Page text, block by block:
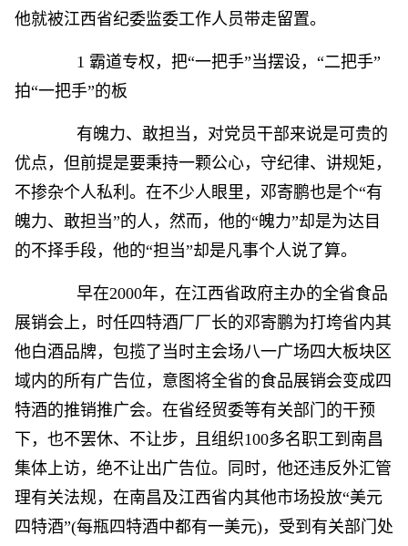
他就被江西省纪委监委工作人员带走留置。
1 霸道专权，把“一把手”当摆设，“二把手”
拍“一把手”的板
有魄力、敢担当，对党员干部来说是可贵的
优点，但前提是要秉持一颗公心，守纪律、讲规矩，
不掺杂个人私利。在不少人眼里，邓寄鹏也是个“有
魄力、敢担当”的人，然而，他的“魄力”却是为达目
的不择手段，他的“担当”却是凡事个人说了算。
早在2000年，在江西省政府主办的全省食品
展销会上，时任四特酒厂厂长的邓寄鹏为打垮省内其
他白酒品牌，包揽了当时主会场八一广场四大板块区
域内的所有广告位，意图将全省的食品展销会变成四
特酒的推销推广会。在省经贸委等有关部门的干预
下，也不罢休、不让步，且组织100多名职工到南昌
集体上访，绝不让出广告位。同时，他还违反外汇管
理有关法规，在南昌及江西省内其他市场投放“美元
四特酒”(每瓶四特酒中都有一美元)，受到有关部门处